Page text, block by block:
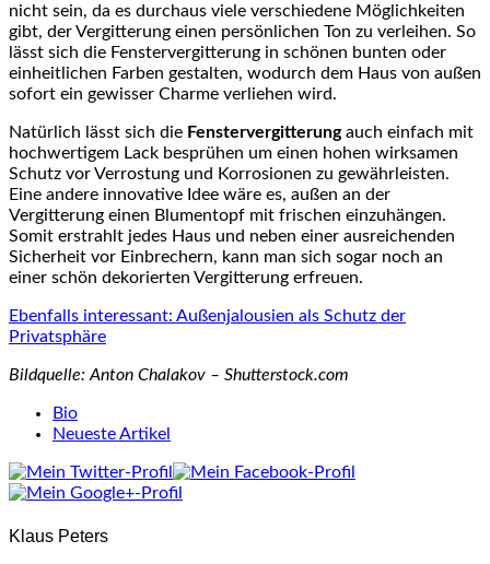
nicht sein, da es durchaus viele verschiedene Möglichkeiten
gibt, der Vergitterung einen persönlichen Ton zu verleihen. So
lässt sich die Fenstervergitterung in schönen bunten oder
einheitlichen Farben gestalten, wodurch dem Haus von außen
sofort ein gewisser Charme verliehen wird.
Natürlich lässt sich die Fenstervergitterungauch einfach mit
hochwertigem Lack besprühen um einen hohen wirksamen
Schutz vor Verrostung und Korrosionen zu gewährleisten.
Eine andere innovative Idee wäre es, außen an der
Vergitterung einen Blumentopf mit frischen einzuhängen.
Somit erstrahlt jedes Haus und neben einer ausreichenden
Sicherheit vor Einbrechern, kann man sich sogar noch an
einer schön dekorierten Vergitterung erfreuen.
Ebenfalls interessant: Außenjalousien als Schutz der
Privatsphäre
Bildquelle: Anton Chalakov – Shutterstock.com
following
tabs
change
below.
Bio
Neueste Artikel
Klaus Peters